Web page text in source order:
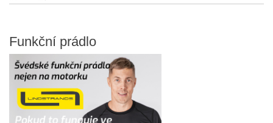
Funkční prádlo